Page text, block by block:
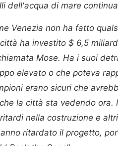
dell'acqua di mare
Venezia non ha fatto
ha investito $ 6,5
Mose. Ha i suoi
elevato o che poteva
erano sicuri che
la città sta vedendo ora.
nella costruzione e
ritardato il progetto,